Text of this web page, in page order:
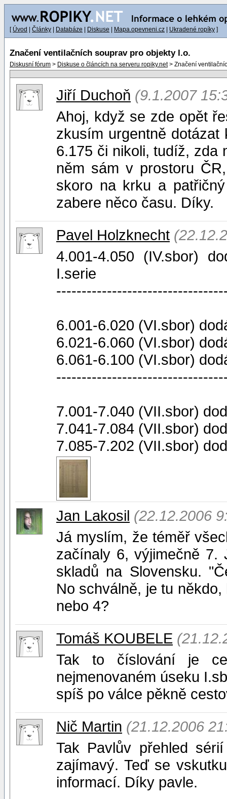
[ Úvod Články Databáze Diskuse Mapa.opevneni.cz Ukradené ropíky ]
Značení ventilačních souprav pro objekty l.o.
Diskusní fórum > Diskuse o článcích na serveru ropiky.net> Značení
Jiří Duchoň (9.1.2007
Ahoj, když se zde opět
zkusím urgentně dotázat
6.175 či nikoli, tudíž, zda
něm sám v prostoru
skoro na krku a
zabere něco času. Díky.
Pavel Holzknecht
4.001-4.050 (IV.sbor)
I.serie
6.001-6.020 (VI.sbor)
6.021-6.060 (VI.sbor)
6.061-6.100 (VI.sbor)
7.001-7.040 (VII.sbor)
7.041-7.084 (VII.sbor)
7.085-7.202 (VII.sbor)
Jan Lakosil (22.12.2006
Já myslím, že téměř
začínaly 6, výjimečně 7.
skladů na Slovensku.
No schválně, je tu
nebo 4?
Tomáš KOUBELE
Tak to číslování je
nejmenovaném úseku
spíš po válce pěkně
Nič Martin (21.12.2006
Tak Pavlův přehled
zajímavý. Teď se
informací. Díky pavle.